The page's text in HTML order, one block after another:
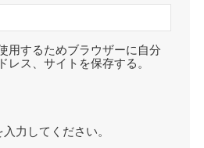
用するためブラウザーに自分
レス、サイトを保存する。
力してください。